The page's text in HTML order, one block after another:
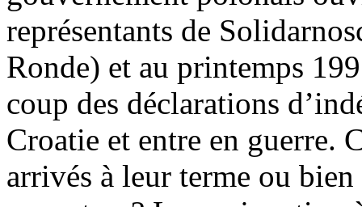
représentants de
Ronde) et au printemps
coup des déclarations
Croatie et entre en guerre.
arrivés à leur terme ou